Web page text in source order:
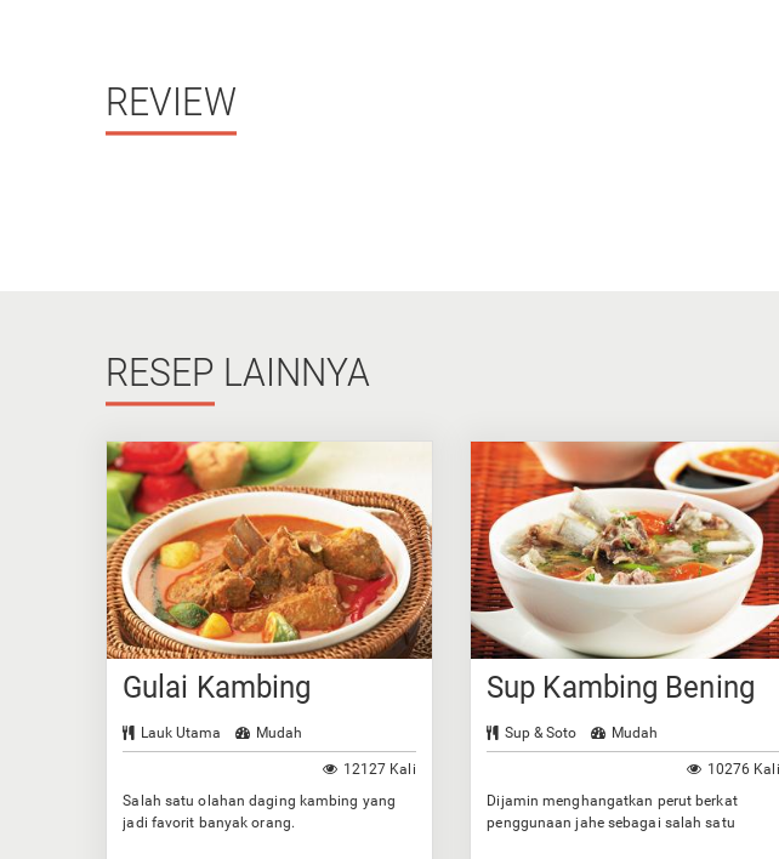
REVIEW
RESEP LAINNYA
Gulai Kambing
Lauk Utama Mudah
12127 Kali
Salah satu olahan daging kambing yang
jadi favorit banyak orang.
Sup Kambing Bening
Sup & Soto Mudah
10276 Kali
Dijamin menghangatkan perut berkat
penggunaan jahe sebagai salah satu